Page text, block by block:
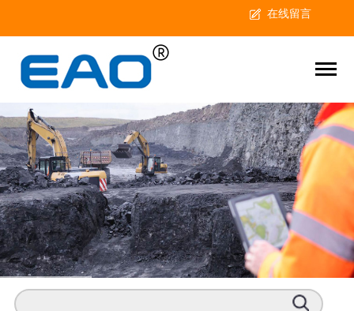
在线留言